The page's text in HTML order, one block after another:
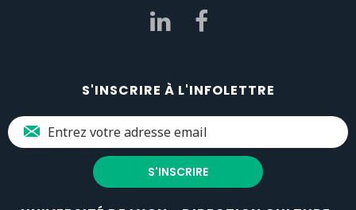
S'INSCRIRE À L'INFOLETTRE